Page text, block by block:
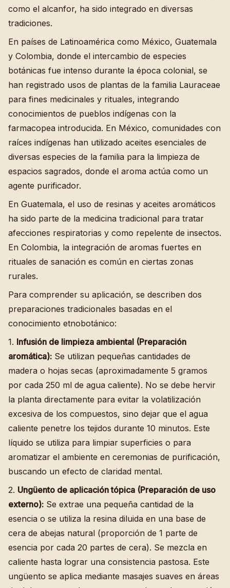
como el alcanfor, ha sido integrado en diversas
tradiciones.
En países de Latinoamérica como México, Guatemala
y Colombia, donde el intercambio de especies
botánicas fue intenso durante la época colonial, se
han registrado usos de plantas de la familia Lauraceae
para fines medicinales y rituales, integrando
conocimientos de pueblos indígenas con la
farmacopea introducida. En México, comunidades con
raíces indígenas han utilizado aceites esenciales de
diversas especies de la familia para la limpieza de
espacios sagrados, donde el aroma actúa como un
agente purificador.
En Guatemala, el uso de resinas y aceites aromáticos
ha sido parte de la medicina tradicional para tratar
afecciones respiratorias y como repelente de insectos.
En Colombia, la integración de aromas fuertes en
rituales de sanación es común en ciertas zonas
rurales.
Para comprender su aplicación, se describen dos
preparaciones tradicionales basadas en el
conocimiento etnobotánico:
1. Infusión de limpieza ambiental (Preparación
aromática): Se utilizan pequeñas cantidades de
madera o hojas secas (aproximadamente 5 gramos
por cada 250 ml de agua caliente). No se debe hervir
la planta directamente para evitar la volatilización
excesiva de los compuestos, sino dejar que el agua
caliente penetre los tejidos durante 10 minutos. Este
líquido se utiliza para limpiar superficies o para
aromatizar el ambiente en ceremonias de purificación,
buscando un efecto de claridad mental.
2. Ungüento de aplicación tópica (Preparación de uso
externo): Se extrae una pequeña cantidad de la
esencia o se utiliza la resina diluida en una base de
cera de abejas natural (proporción de 1 parte de
esencia por cada 20 partes de cera). Se mezcla en
caliente hasta lograr una consistencia pastosa. Este
ungüento se aplica mediante masajes suaves en áreas